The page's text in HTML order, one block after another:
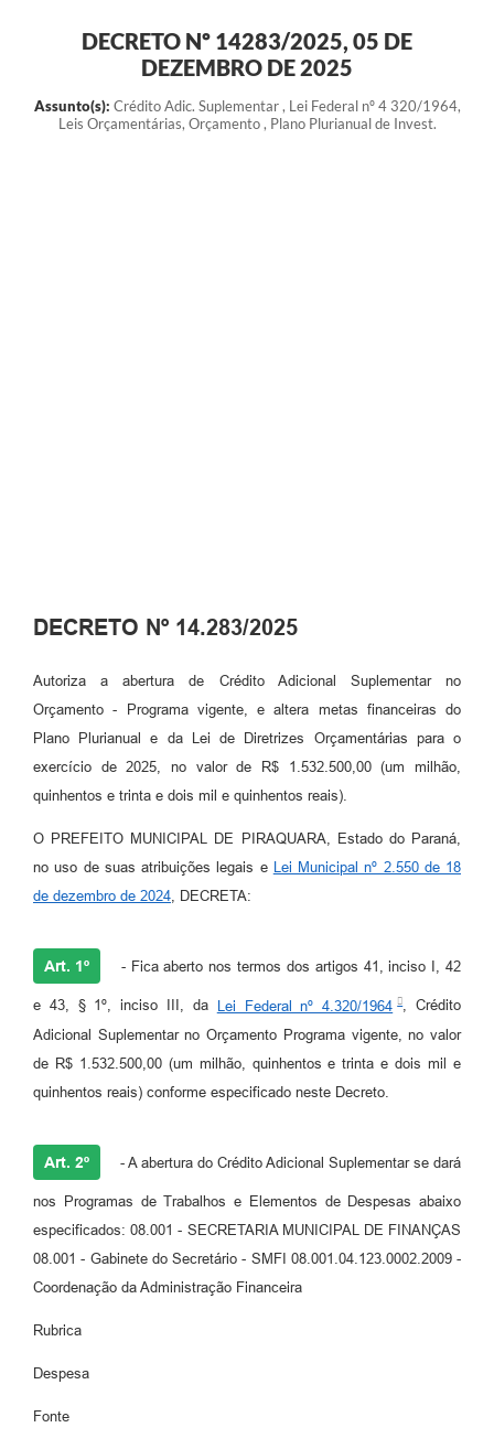
DECRETO Nº 14283/2025, 05 DE
DEZEMBRO DE 2025
Assunto(s): Crédito Adic. Suplementar , Lei Federal nº 4 320/1964,
Leis Orçamentárias, Orçamento , Plano Plurianual de Invest.
DECRETO Nº 14.283/2025
Autoriza a abertura de Crédito Adicional Suplementar no
Orçamento - Programa vigente, e altera metas financeiras do
Plano Plurianual e da Lei de Diretrizes Orçamentárias para o
exercício de 2025, no valor de R$ 1.532.500,00 (um milhão,
quinhentos e trinta e dois mil e quinhentos reais).
O PREFEITO MUNICIPAL DE PIRAQUARA, Estado do Paraná,
no uso de suas atribuições legais e Lei Municipal nº 2.550 de 18
de dezembro de 2024, DECRETA:
Art. 1º - Fica aberto nos termos dos artigos 41, inciso I, 42
e 43, § 1º, inciso III, da Lei Federal nº 4.320/1964
, Crédito
Adicional Suplementar no Orçamento Programa vigente, no valor
de R$ 1.532.500,00 (um milhão, quinhentos e trinta e dois mil e
quinhentos reais) conforme especificado neste Decreto.
Art. 2º - A abertura do Crédito Adicional Suplementar se dará
nos Programas de Trabalhos e Elementos de Despesas abaixo
especificados: 08.001 - SECRETARIA MUNICIPAL DE FINANÇAS
08.001 - Gabinete do Secretário - SMFI 08.001.04.123.0002.2009 -
Coordenação da Administração Financeira
Rubrica
Despesa
Fonte